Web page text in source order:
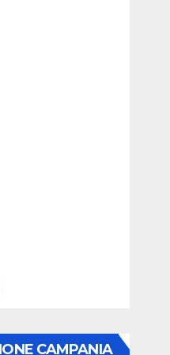
CAMPANIA